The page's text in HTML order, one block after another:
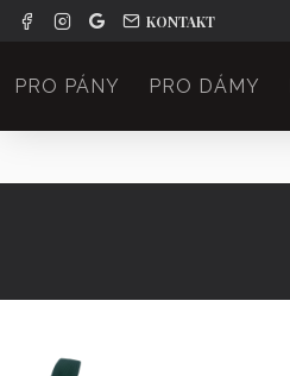
KONTAKT
PRO PÁNY PRO DÁMY